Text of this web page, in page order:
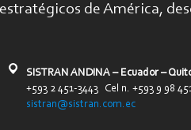
de América,
SISTRAN ANDINA – Ecuador –
+593 2 451-3443 Cel n. +593 9 98
sistran@sistran.com.ec